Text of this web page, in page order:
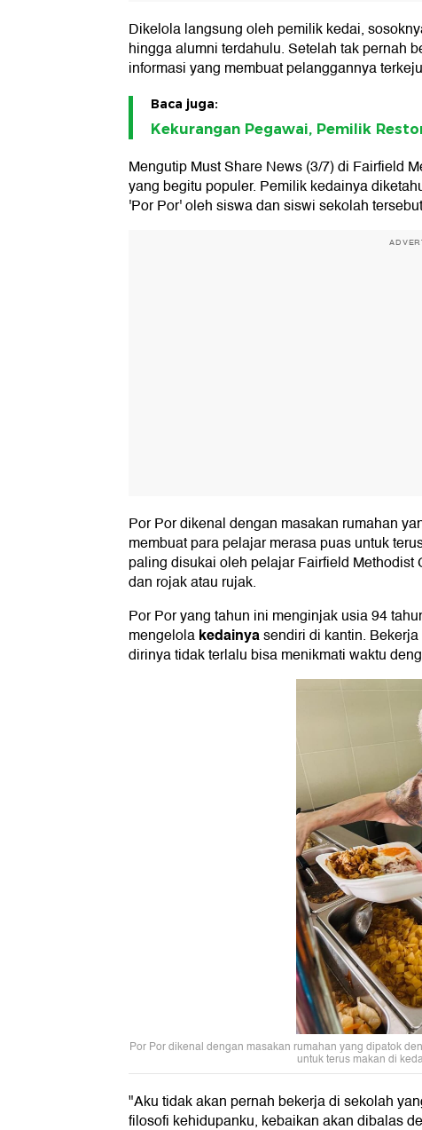
Dikelola langsung oleh pemilik kedai,
hingga alumni terdahulu. Setelah tak pernah
informasi yang membuat pelanggannya
Baca juga:
Kekurangan Pegawai, Pemilik
Mengutip Must Share News (3/7) di Fairfield
yang begitu populer. Pemilik kedainya
'Por Por' oleh siswa dan siswi sekolah
Por Por dikenal dengan masakan rumahan
membuat para pelajar merasa puas untuk
paling disukai oleh pelajar Fairfield
dan rojak atau rujak.
Por Por yang tahun ini menginjak usia 94
mengelolakedainyasendiri di kantin.
dirinya tidak terlalu bisa menikmati waktu
Por Por dikenal dengan masakan rumahan yang dipatok
untuk terus makan di
"Aku tidak akan pernah bekerja di sekolah
filosofi kehidupanku, kebaikan akan dibalas